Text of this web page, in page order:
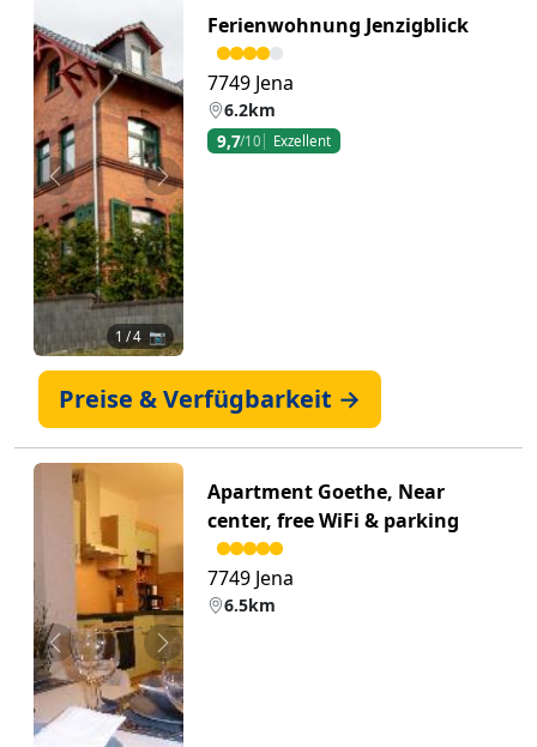
Zurück Weiter
1 / 4 📷
Ferienwohnung Jenzigblick
7749 Jena
6.2km
9,7/10 Exzellent
Preise & Verfügbarkeit →
Zurück Weiter
Apartment Goethe, Near
center, free WiFi & parking
7749 Jena
6.5km